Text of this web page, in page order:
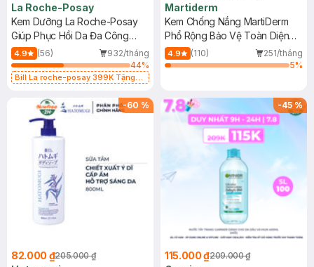
La Roche-Posay
Kem Dưỡng La Roche-Posay
Giúp Phục Hồi Da Đa Công
Dụng 40ml
4.9 (56)
932/tháng
44%
Bill La roche-posay 399K Tặng
(SL có hạn)
Martiderm
Kem Chống Nắng MartiDerm
Phổ Rộng Bảo Vệ Toàn Diện
40ml
4.9 (110)
251/tháng
5%
-60 %
82.000 ₫205.000 ₫
-45%
115.000 ₫209.000 ₫